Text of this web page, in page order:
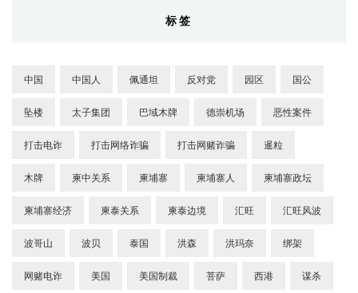
标签
中国 中国人 佩通坦 反对党 园区 国公
坠楼 太子集团 巴域木牌 德崇机场 恶性案件
打击电诈 打击网络诈骗 打击网赌诈骗 暹粒
木牌 柬中关系 柬埔寨 柬埔寨人 柬埔寨政坛
柬埔寨经济 柬泰关系 柬泰边境 汇旺 汇旺风波
波哥山 波贝 泰国 洪森 洪玛奈 绑架
网赌电诈 美国 美国制裁 菩萨 西港 谋杀